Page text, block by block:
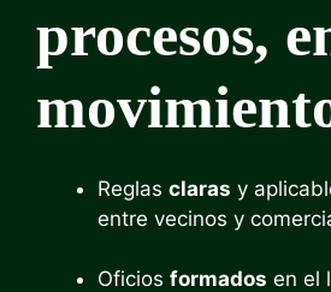
procesos,
Reglas claras y
entre vecinos y
Oficios formados en el